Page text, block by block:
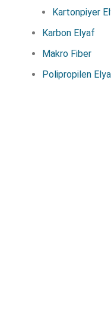
Kartonpiyer
Karbon Elyaf
Makro Fiber
Polipropilen